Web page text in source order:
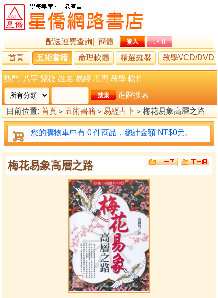
配送運費查詢
簡體
首頁
五術書籍 命理軟體 精選羅盤 教學VCD/DVD
熱門: 八字 紫微 姓名 易經 堪輿 教學 軟件
進階搜索
目前位置: 首頁 > 五術書籍 > 易經占卜 > 梅花易象高層之路
您的購物車中有 0 件商品，總計金額 NT$0元。
梅花易象高層之路